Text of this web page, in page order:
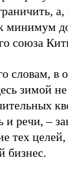
минимум
союза
словам, в
зимой
речи, –
тех
бизнес.